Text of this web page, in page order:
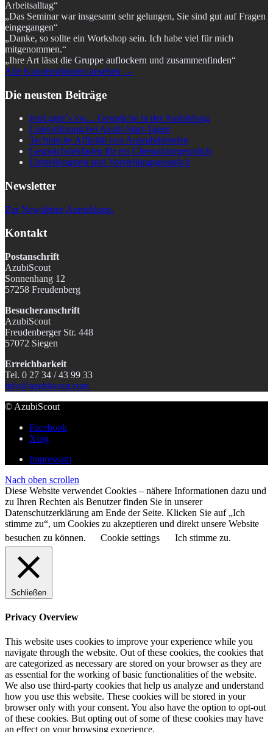
Arbeitsalltag“
„Das Seminar war insgesamt sehr gelungen, Sie sind gut auf Fragen
eingegangen“
„Danke, so sollte ein Workshop sein. Ich habe viel für mich
mitgenommen.“
„Ihre Art lässt die Gruppe auflockern und zusammenfinden“
Alle Kundenstimmen ansehen →
Die neusten Beiträge
Jetzt geht´s los… Gespräche in der Ausbildung
Unterstützung bei Azubi-Start-Tagen
Technische Affinität von Auszubildenden
Gesprächsleitfaden für ein Übernahmegespräch
Einstellungstest und Vorstellungsgespräch
Newsletter
Zur Newsletter-Anmeldung.
Kontakt
Postanschrift
AzubiScout
Sonnenhang 12
57258 Freudenberg
Besucheranschrift
AzubiScout
Freudenberger Str. 448
57072 Siegen
Erreichbarkeit
Tel. 0 27 34 / 43 99 33
info@azubiscout.com
© AzubiScout
Facebook
Xing
Impressum
Nach oben scrollen
Diese Website verwendet Cookies – nähere Informationen dazu und
zu Ihren Rechten als Benutzer finden Sie in unserer
Datenschutzerklärung am Ende der Seite. Klicken Sie auf „Ich
stimme zu“, um Cookies zu akzeptieren und direkt unsere Website
besuchen zu können.
Cookie settings Ich stimme zu.
Schließen
Privacy Overview
This website uses cookies to improve your experience while you
navigate through the website. Out of these cookies, the cookies that
are categorized as necessary are stored on your browser as they are
as essential for the working of basic functionalities of the website.
We also use third-party cookies that help us analyze and understand
how you use this website. These cookies will be stored in your
browser only with your consent. You also have the option to opt-out
of these cookies. But opting out of some of these cookies may have
an effect on your browsing experience.